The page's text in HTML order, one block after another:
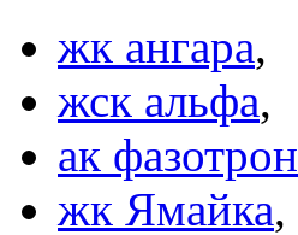
жк ангара,
жск альфа,
ак фазотрон
жк Ямайка,